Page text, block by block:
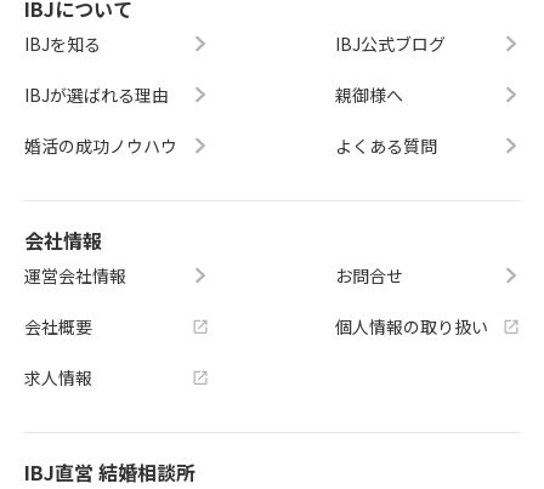
IBJについて
IBJを知る
IBJが選ばれる理由
婚活の成功ノウハウ
IBJ公式ブログ
親御様へ
よくある質問
会社情報
運営会社情報
会社概要
求人情報
お問合せ
個人情報の取り扱い
IBJ直営 結婚相談所